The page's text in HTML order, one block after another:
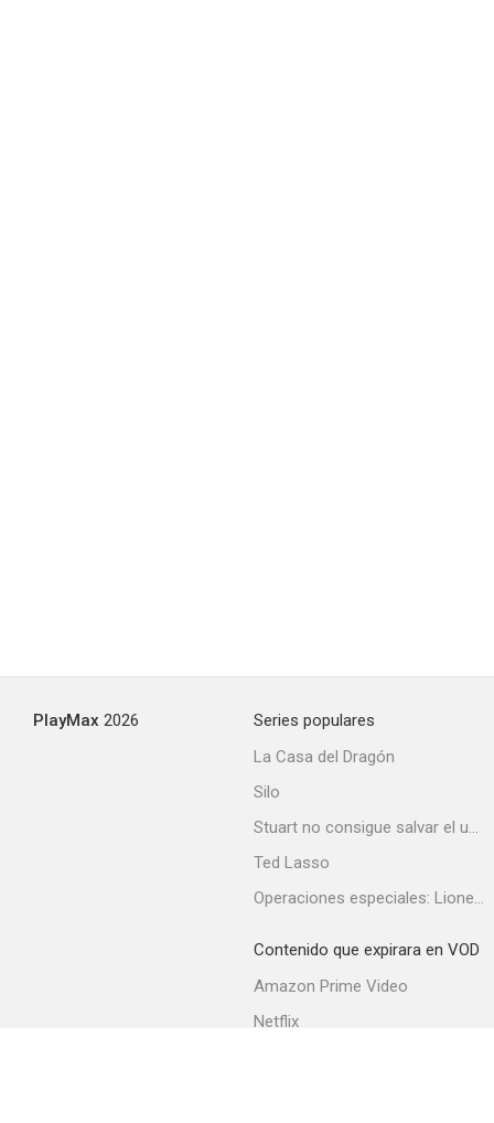
PlayMax 2026
Series populares
La Casa del Dragón
Silo
Stuart no consigue salvar el universo
Ted Lasso
Operaciones especiales: Lioness
Contenido que expirara en VOD
Amazon Prime Video
Netflix